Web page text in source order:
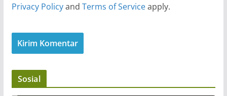
Privacy Policyand Terms of Serviceapply.
Sosial